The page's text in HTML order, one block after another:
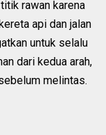
rawan karena
api dan jalan
untuk selalu
dari kedua arah,
melintas.